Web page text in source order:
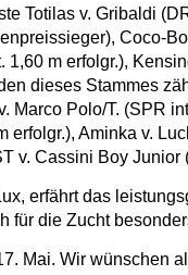
Totilas v. Gribaldi
Coco-
m erfolgr.),
dieses Stammes
Marco Polo/T. (SPR
Aminka v.
v. Cassini Boy Junior
erfährt das
für die Zucht
Mai. Wir wünschen